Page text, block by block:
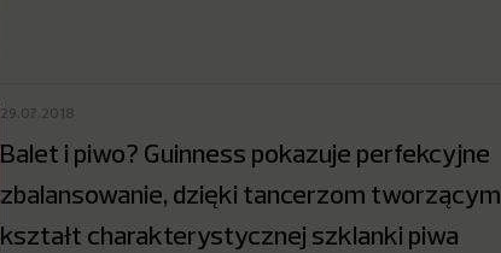
29.07.2018
Balet i piwo? Guinness pokazuje perfekcyjne
zbalansowanie, dzięki tancerzom tworzącym
kształt charakterystycznej szklanki piwa